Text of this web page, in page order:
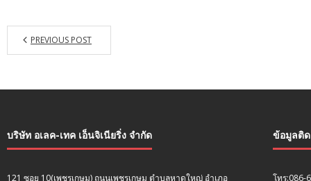
PREVIOUS POST
บริษัท อเลค-เทค เอ็นจิเนียริ่ง จำกัด
121 ซอย 10(เพชรเกษม) ถนนเพชรเกษม ตำบลหาดใหญ่ อำเภอ
ข้อมูลติ
โทร:086-